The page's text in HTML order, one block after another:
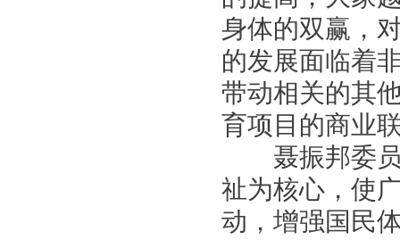
身体的双赢，
的发展面临着
带动相关的其
育项目的商业
聂振邦委员
祉为核心，使
动，增强国民